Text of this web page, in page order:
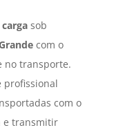
sob
com o
no transporte.
profissional
com o
e transmitir